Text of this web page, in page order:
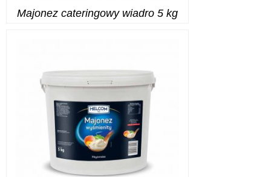
Majonez cateringowy wiadro 5 kg